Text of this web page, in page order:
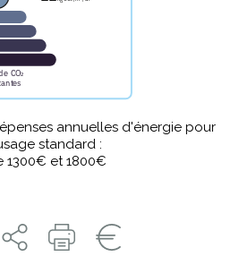
annuelles d'énergie pour
standard :
1300€ et 1800€